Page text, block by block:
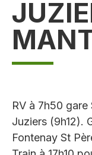
RV à 7h50
Juziers (9h12).
Fontenay St